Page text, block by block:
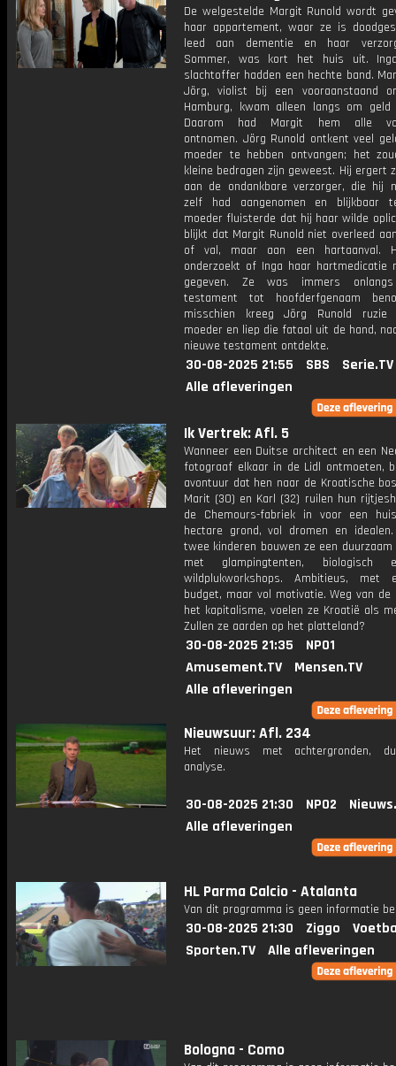
De welgestelde Margit Runold wordt
haar appartement, waar ze is
leed aan dementie en haar
Sommer, was kort het huis uit.
slachtoffer hadden een hechte band.
Jörg, violist bij een vooraanstaand
Hamburg, kwam alleen langs om
Daarom had Margit hem alle
ontnomen. Jörg Runold ontkent veel
moeder te hebben ontvangen; het
kleine bedragen zijn geweest. Hij ergert
aan de ondankbare verzorger, die hij
zelf had aangenomen en blijkbaar
moeder fluisterde dat hij haar wilde
blijkt dat Margit Runold niet overleed
of val, maar aan een hartaanval.
onderzoekt of Inga haar hartmedicatie
gegeven. Ze was immers
testament tot hoofderfgenaam
misschien kreeg Jörg Runold
moeder en liep die fataal uit de hand,
nieuwe testament ontdekte.
30-08-2025 21:55 SBS
Serie.TV
Alle afleveringen
Ik Vertrek: Afl. 5
Wanneer een Duitse architect en een
fotograaf elkaar in de Lidl ontmoeten,
avontuur dat hen naar de Kroatische
Marit (30) en Karl (32) ruilen hun
de Chemours-fabriek in voor een
hectare grond, vol dromen en
twee kinderen bouwen ze een duurzaam
met glampingtenten, biologisch
wildplukworkshops. Ambitieus, met
budget, maar vol motivatie. Weg van de
het kapitalisme, voelen ze Kroatië als
Zullen ze aarden op het platteland?
30-08-2025 21:35
NPO1
Amusement.TV
Mensen.TV
Alle afleveringen
Nieuwsuur: Afl. 234
Het nieuws met achtergronden,
analyse.
30-08-2025 21:30 NPO2
Alle afleveringen
HL Parma Calcio - Atalanta
Van dit programma is geen informatie
30-08-2025 21:30 Ziggo
Sporten.TV
Alle afleveringen
Bologna - Como